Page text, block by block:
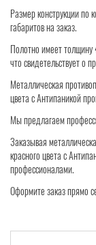
Размер конструкции
габаритов на заказ.
Полотно имеет
что свидетельствует о
Металлическая
цвета с Антипаникой
Мы предлагаем
Заказывая
красного цвета с
профессионалами.
Оформите заказ прямо